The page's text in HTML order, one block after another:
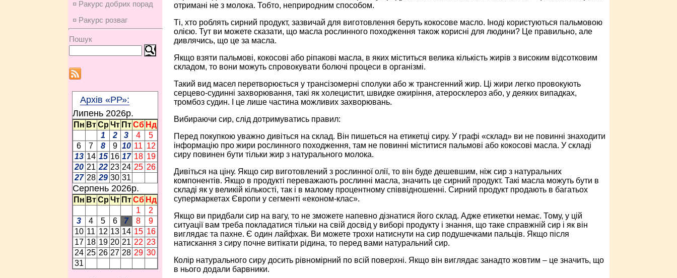
¤ Ракурс добрих порад
¤ Ракурс розваг
Пошук
Архів «РР»:
Липень 2026p.
Пн Вт Ср Чт Пт Сб Нд
1
2 3 4
5
6
7 8 9 10 11 12
13 14 15 16 17 18 19
20 21 22 23 24 25 26
27 28 29 30 31
Серпень 2026p.
Пн Вт Ср Чт Пт Сб Нд
1
2
3
4 5 6 7 8
9
10 11 12 13 14 15 16
17 18 19 20 21 22 23
24 25 26 27 28 29 30
31
отримані не з молока. Тобто, неприродним способом.
Ті, хто роблять сирний продукт, зазвичай для виготовлення беруть кокосове масло. Іноді користуються пальмовою
олією. Тут ви можете сказати, що масла рослинного походження також корисні для людини? Це правильно, але
дивлячись, що це за масла.
Якщо взяти пальмові, кокосові або ріпакові масла, в яких міститься велика кількість жирів з високим відсотковим
складом, то вони можуть спровокувати болючі процеси в організмі.
Такий вид масел перетворюється у трансізомерні сполуки або ж трансгенний жир. Ці жири легко провокують
серцево-судинні захворювання, такі як холецистит, швидке ожиріння, атеросклероз або, у деяких випадках,
тромбоз судин. І це лише частина можливих захворювань.
Вибираючи сир, слід дотримуватись правил:
Перед покупкою уважно дивіться на склад. Він пишеться на етикетці сиру. У графі «склад» ви не повинні знаходити
інформацію про жири рослинного походження, там не повинні міститися пальмові або кокосові масла. У складі
сиру повинен бути тільки жир з натурального молока.
Дивіться на ціну. Якщо сир виготовлений з рослинної олії, то він буде дешевшим, ніж сир з натуральних
компонентів. Якщо в продукті переважають рослинні масла, значить це сирний продукт. Такі масла можуть бути в
складі як у великій кількості, так і в малому процентному співвідношенні. Сирний продукт продають в багатьох
супермаркетах Європи у сегменті «економ-клас».
Якщо ви придбали сир на вагу, то не зможете напевно дізнатися його склад. Адже етикетки немає. Тому, у цій
ситуації вам треба покладатися тільки на свій досвід у виборі продукту і знання, що таке справжній сир і як він
виглядає та пахне. Є один лайфхак. Ви можете трохи натиснути на сир подушечками пальців. Якщо після
натискання з сиру почне витікати рідина, то перед вами натуральний сир.
Колір натурального сиру досить рівномірний по всій поверхні. Якщо він виглядає занадто жовтим – це значить, що
в нього додали барвники.